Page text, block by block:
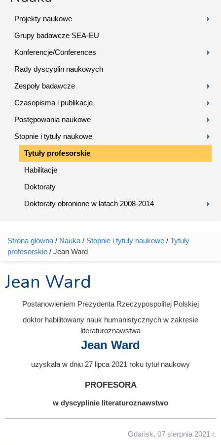
Projekty naukowe
Grupy badawcze SEA-EU
Konferencje/Conferences
Rady dyscyplin naukowych
Zespoły badawcze
Czasopisma i publikacje
Postępowania naukowe
Stopnie i tytuły naukowe
Tytuły profesorskie
Habilitacje
Doktoraty
Doktoraty obronione w latach 2008-2014
Jesteś tutaj
Strona główna / Nauka / Stopnie i tytuły naukowe / Tytuły
profesorskie / Jean Ward
Jean Ward
Postanowieniem Prezydenta Rzeczypospolitej Polskiej
doktor habilitowany nauk humanistycznych w zakresie
literaturoznawstwa
Jean Ward
uzyskała w dniu 27 lipca 2021 roku tytuł naukowy
profesora
w dyscyplinie literaturoznawstwo
Gdańsk, 07 sierpnia 2021 r.